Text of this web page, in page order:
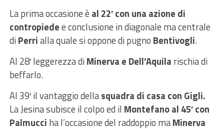
La prima occasione è al 22′ con una azione di
contropiedee conclusione in diagonale ma centrale
diPerrialla quale si oppone di pugno Bentivogli.
Al 28′ leggerezza diMinerva e Dell’Aquila rischia di
beffarlo.
Al 39′ il vantaggio dellasquadra di casa con Gigli.
La Jesina subisce il colpo ed il Montefano al 45′ con
Palmucci ha l’occasione del raddoppio maMinerva